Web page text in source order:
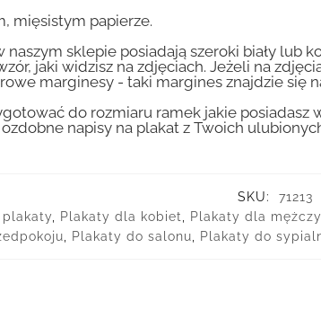
mięsistym papierze.
sklepie posiadają szeroki biały lub
jaki widzisz na zdjęciach. Jeżeli na
marginesy - taki margines znajdzie się
do rozmiaru ramek jakie posiadasz
napisy na plakat z Twoich
SKU:
71213
plakaty Plakaty dla kobiet Plakaty dla
Plakaty do salonu Plakaty do